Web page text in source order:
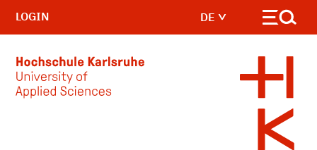
DE
LOGIN